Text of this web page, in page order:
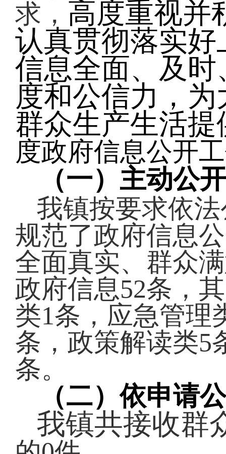
求， 高度重视并
认真贯彻落实
信息全面、及
度和公信力，
群众生产生活
度政府信息公开
（一）主动公
我镇按要求依
规范了政府信息
全面真实、群众
政府信息52条，
类1条，应急管理
条，政策解读类5
条。
（二）依申请
我镇共接收群